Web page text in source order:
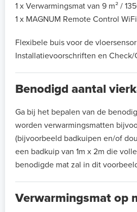
1 x Verwarmingsmat van 9 m² /
1 x MAGNUM Remote Control
Flexibele buis voor de
Installatievoorschriften en
Benodigd aantal
Ga bij het bepalen van de
worden verwarmingsmatten
(bijvoorbeeld badkuipen en/of
een badkuip van 1m x 2m die
benodigde mat zal in dit
Verwarmingsmat op